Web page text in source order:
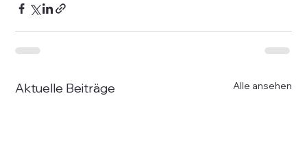
Aktuelle Beiträge Alle ansehen